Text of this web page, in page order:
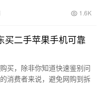
1.6K
买二手苹果手机可靠
买，除非你知道快速鉴别问
消费者来说，避免网购到拆